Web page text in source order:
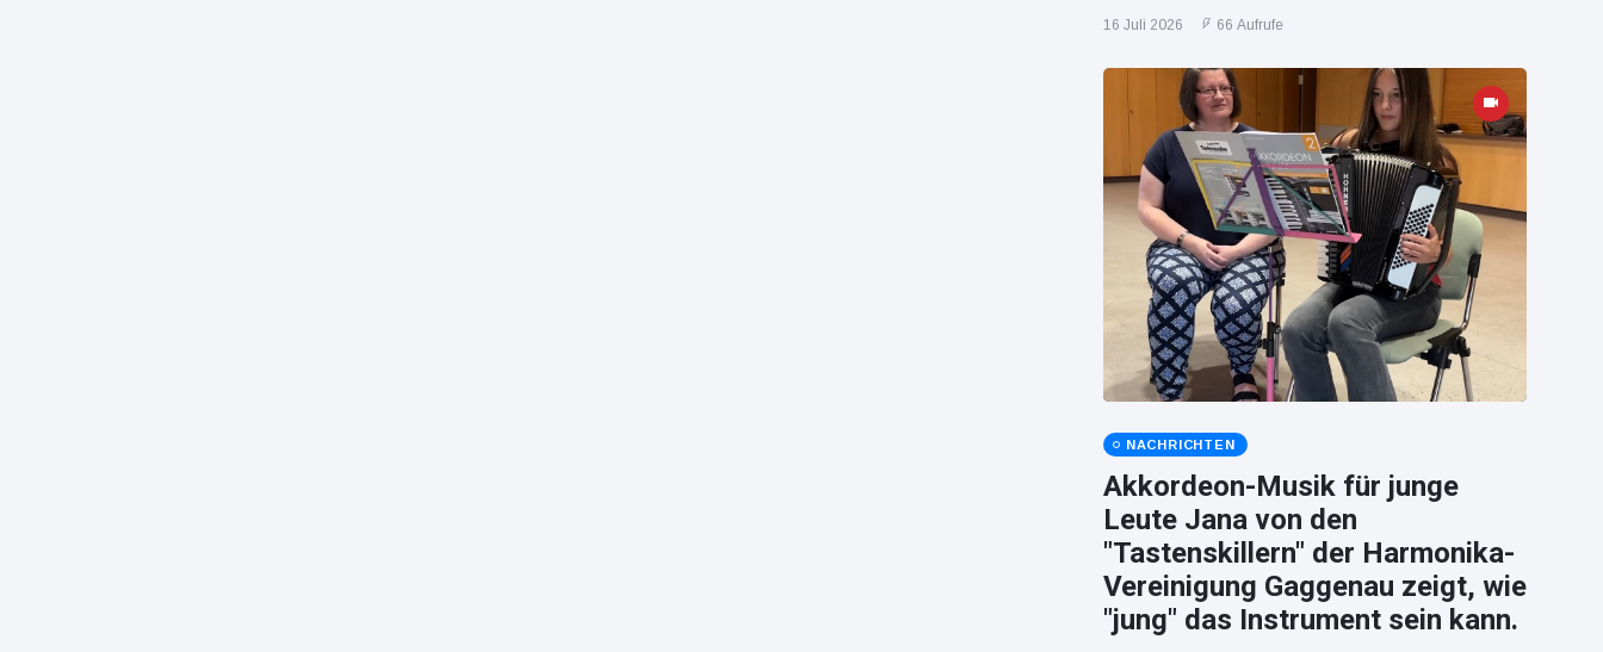
16 Juli 2026 66 Aufrufe
NACHRICHTEN
Akkordeon-Musik für junge
Leute Jana von den
"Tastenskillern" der Harmonika-
Vereinigung Gaggenau zeigt, wie
"jung" das Instrument sein kann.